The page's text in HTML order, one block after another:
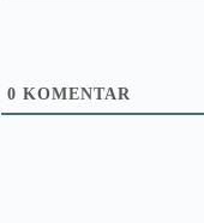
0 KOMENTAR